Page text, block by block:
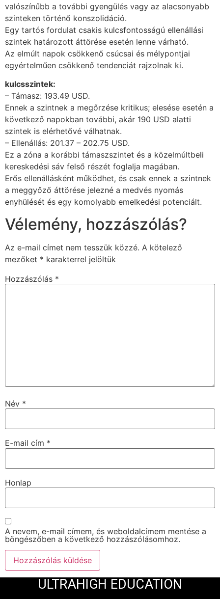
valószínűbb a további gyengülés vagy az alacsonyabb
szinteken történő konszolidáció.
Egy tartós fordulat csakis kulcsfontosságú ellenállási
szintek határozott áttörése esetén lenne várható.
Az elmúlt napok csökkenő csúcsai és mélypontjai
egyértelműen csökkenő tendenciát rajzolnak ki.
kulcsszintek:
– Támasz: 193.49 USD.
Ennek a szintnek a megőrzése kritikus; elesése esetén a
következő napokban további, akár 190 USD alatti
szintek is elérhetővé válhatnak.
– Ellenállás: 201.37 – 202.75 USD.
Ez a zóna a korábbi támaszszintet és a közelmúltbeli
kereskedési sáv felső részét foglalja magában.
Erős ellenállásként működhet, és csak ennek a szintnek
a meggyőző áttörése jelezné a medvés nyomás
enyhülését és egy komolyabb emelkedési potenciált.
Vélemény, hozzászólás?
Az e-mail címet nem tesszük közzé. A kötelező
mezőket * karakterrel jelöltük
Hozzászólás *
Név *
E-mail cím *
Honlap
A nevem, e-mail címem, és weboldalcímem mentése a
böngészőben a következő hozzászólásomhoz.
ULTRAHIGH EDUCATION